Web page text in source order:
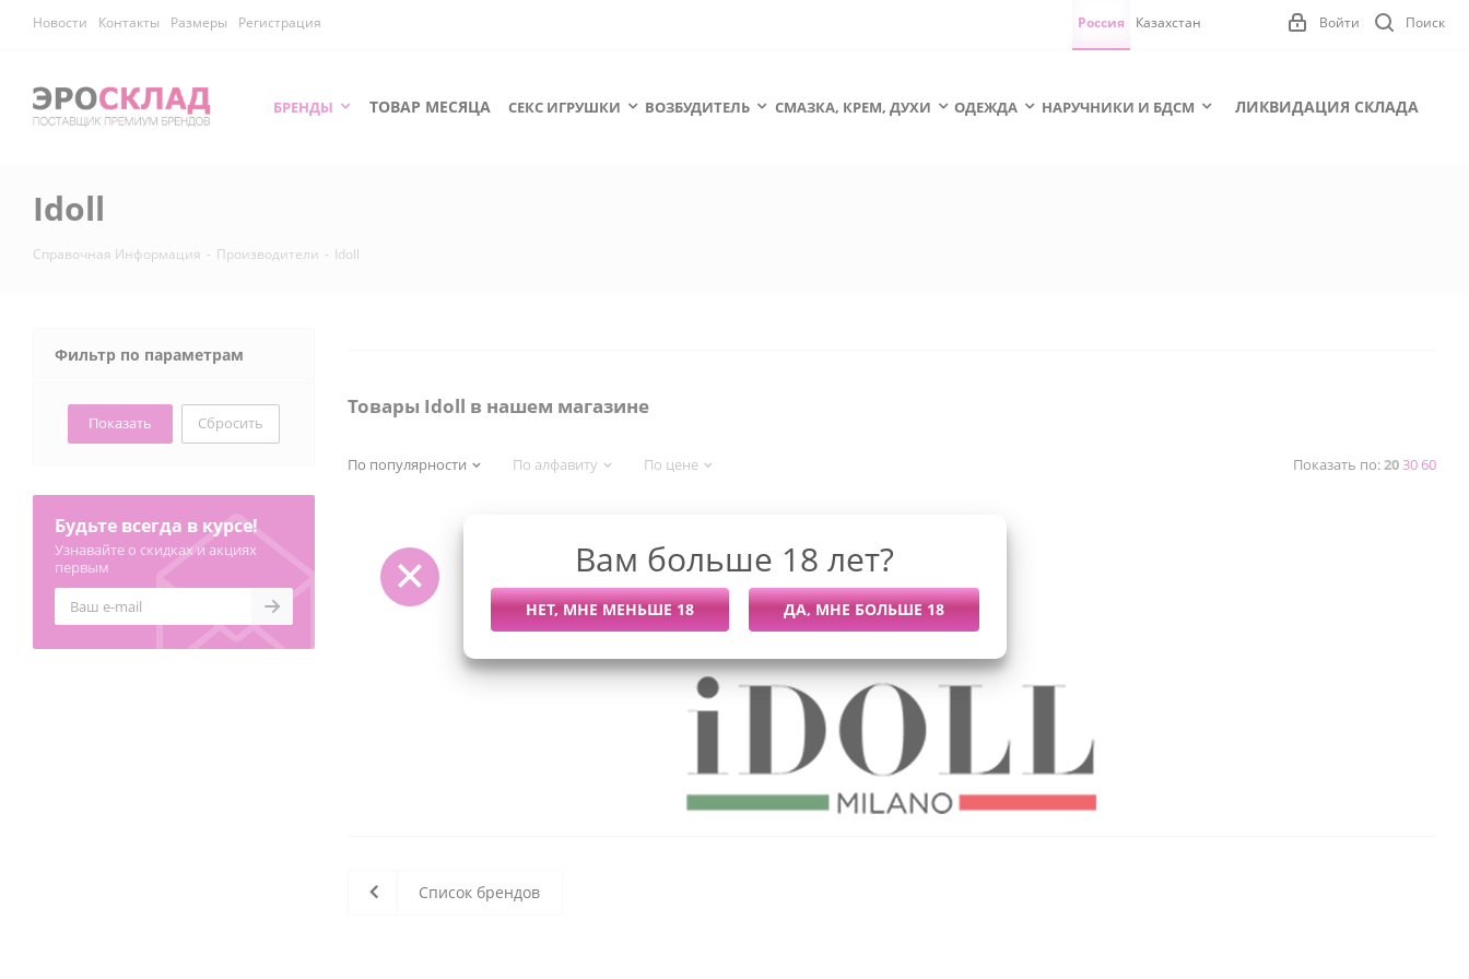
Новости Контакты Размеры Регистрация Поиск
Войти
Россия Казахстан
БРЕНДЫ ТОВАР МЕСЯЦА СЕКС ИГРУШКИ ВОЗБУДИТЕЛЬ СМАЗКА, КРЕМ, ДУХИ ОДЕЖДА НАРУЧНИКИ И БДСМ ЛИКВИДАЦИЯ СКЛАДА
Idoll
Справочная Информация - Производители - Idoll
Товары Idoll в нашем магазине
По популярности По алфавиту По цене Показать по:203060
К сожалению, раздел пуст
В данный момент нет активных товаров
Список брендов
Фильтр по параметрам
Сбросить
Будьте всегда в курсе!
Узнавайте о скидках и акциях
первым
Вам больше 18 лет?